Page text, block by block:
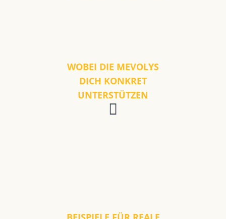
WOBEI DIE MEVOLYS
DICH KONKRET
UNTERSTÜTZEN